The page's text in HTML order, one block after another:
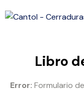
Libro
Error: Formulario